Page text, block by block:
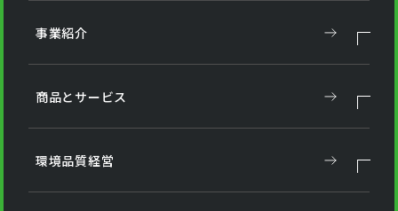
事業紹介
商品とサービス
環境品質経営